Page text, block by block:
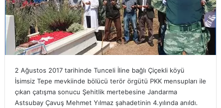
2 Ağustos 2017 tarihinde Tunceli İline bağlı Çiçekli köyü
İsimsiz Tepe mevkiinde bölücü terör örgütü PKK mensupları ile
çıkan çatışma sonucu Şehitlik mertebesine Jandarma
Astsubay Çavuş Mehmet Yılmaz şahadetinin 4.yılında anıldı.